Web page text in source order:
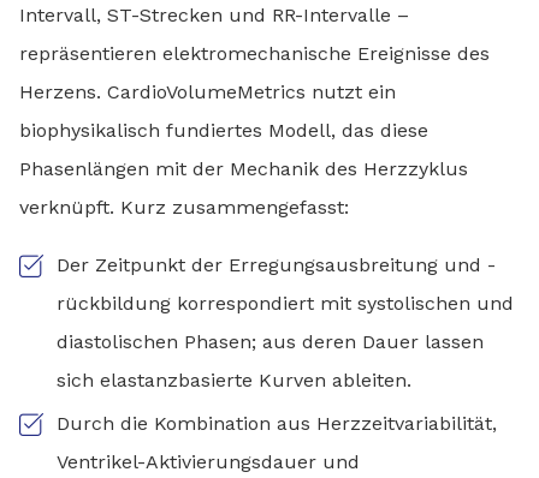
Intervall, ST-Strecken und RR-Intervalle –
repräsentieren elektromechanische Ereignisse des
Herzens. CardioVolumeMetrics nutzt ein
biophysikalisch fundiertes Modell, das diese
Phasenlängen mit der Mechanik des Herzzyklus
verknüpft. Kurz zusammengefasst:
Der Zeitpunkt der Erregungsausbreitung und -
rückbildung korrespondiert mit systolischen und
diastolischen Phasen; aus deren Dauer lassen
sich elastanzbasierte Kurven ableiten.
Durch die Kombination aus Herzzeitvariabilität,
Ventrikel-Aktivierungsdauer und